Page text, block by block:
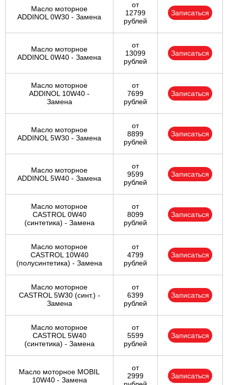
Масло моторное
ADDINOL 0W30 - Замена
от
12799
рублей
Записаться
Масло моторное
ADDINOL 0W40 - Замена
от
13099
рублей
Записаться
Масло моторное
ADDINOL 10W40 -
Замена
от
7699
рублей
Записаться
Масло моторное
ADDINOL 5W30 - Замена
от
8899
рублей
Записаться
Масло моторное
ADDINOL 5W40 - Замена
от
9599
рублей
Записаться
Масло моторное
CASTROL 0W40
(синтетика) - Замена
от
8099
рублей
Записаться
Масло моторное
CASTROL 10W40
(полусинтетика) - Замена
от
4799
рублей
Записаться
Масло моторное
CASTROL 5W30 (синт.) -
Замена
от
6399
рублей
Записаться
Масло моторное
CASTROL 5W40
(синтетика) - Замена
от
5599
рублей
Записаться
Масло моторное MOBIL
10W40 - Замена
от
2999
Записаться